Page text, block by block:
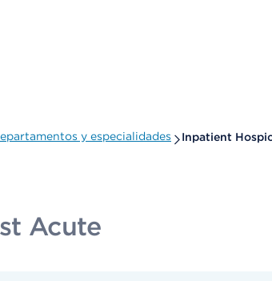
y especialidades Inpatient
Acute